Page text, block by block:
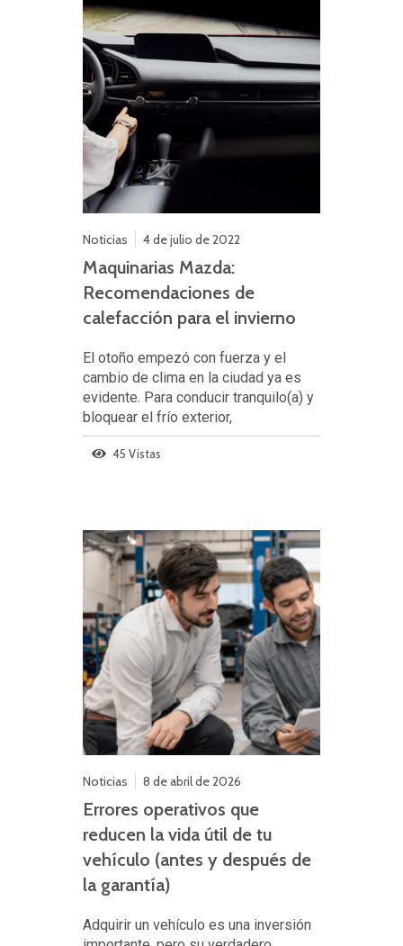
Noticias 4 de julio de 2022
Maquinarias Mazda:
Recomendaciones de
calefacción para el invierno
El otoño empezó con fuerza y el
cambio de clima en la ciudad ya es
evidente. Para conducir tranquilo(a) y
bloquear el frío exterior,
45 Vistas
Noticias 8 de abril de 2026
Errores operativos que
reducen la vida útil de tu
vehículo (antes y después de
la garantía)
Adquirir un vehículo es una inversión